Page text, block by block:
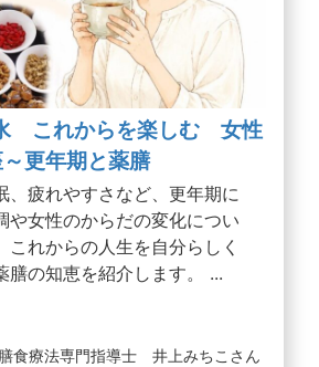
これからを楽しむ 女性
更年期と薬膳
疲れやすさなど、更年期に
や女性のからだの変化につい
これからの人生を自分らしく
膳の知恵を紹介します。 ...
食療法専門指導士 井上みちこさん